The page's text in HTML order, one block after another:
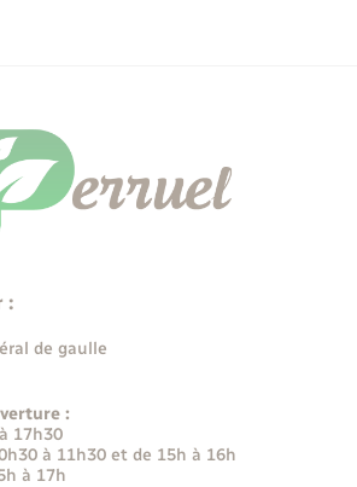
:
de gaulle
:
17h30
à 11h30 et de 15h à 16h
à 17h